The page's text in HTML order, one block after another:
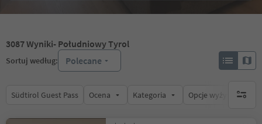
3087Wyniki- Południowy Tyrol
Sortuj według: Polecane
Südtirol Guest Pass Ocena Kategoria Opcje wyżywieniabrak